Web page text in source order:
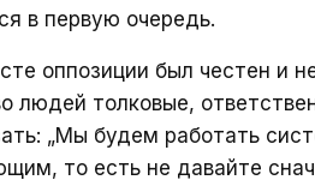
в первую очередь.
оппозиции был честен и
людей толковые,
„Мы будем работать
то есть не давайте